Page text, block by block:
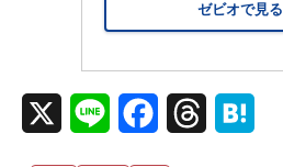
ゼビオで見る